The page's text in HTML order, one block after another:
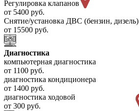
Регулировка клапанов
от 5400 руб.
Снятие/установка ДВС (бензин, дизель)
от 15500 руб.
Диагностика
компьютерная диагностика
от 1100 руб.
диагностика кондиционера
от 1400 руб.
диагностика ходовой
от 300 руб.